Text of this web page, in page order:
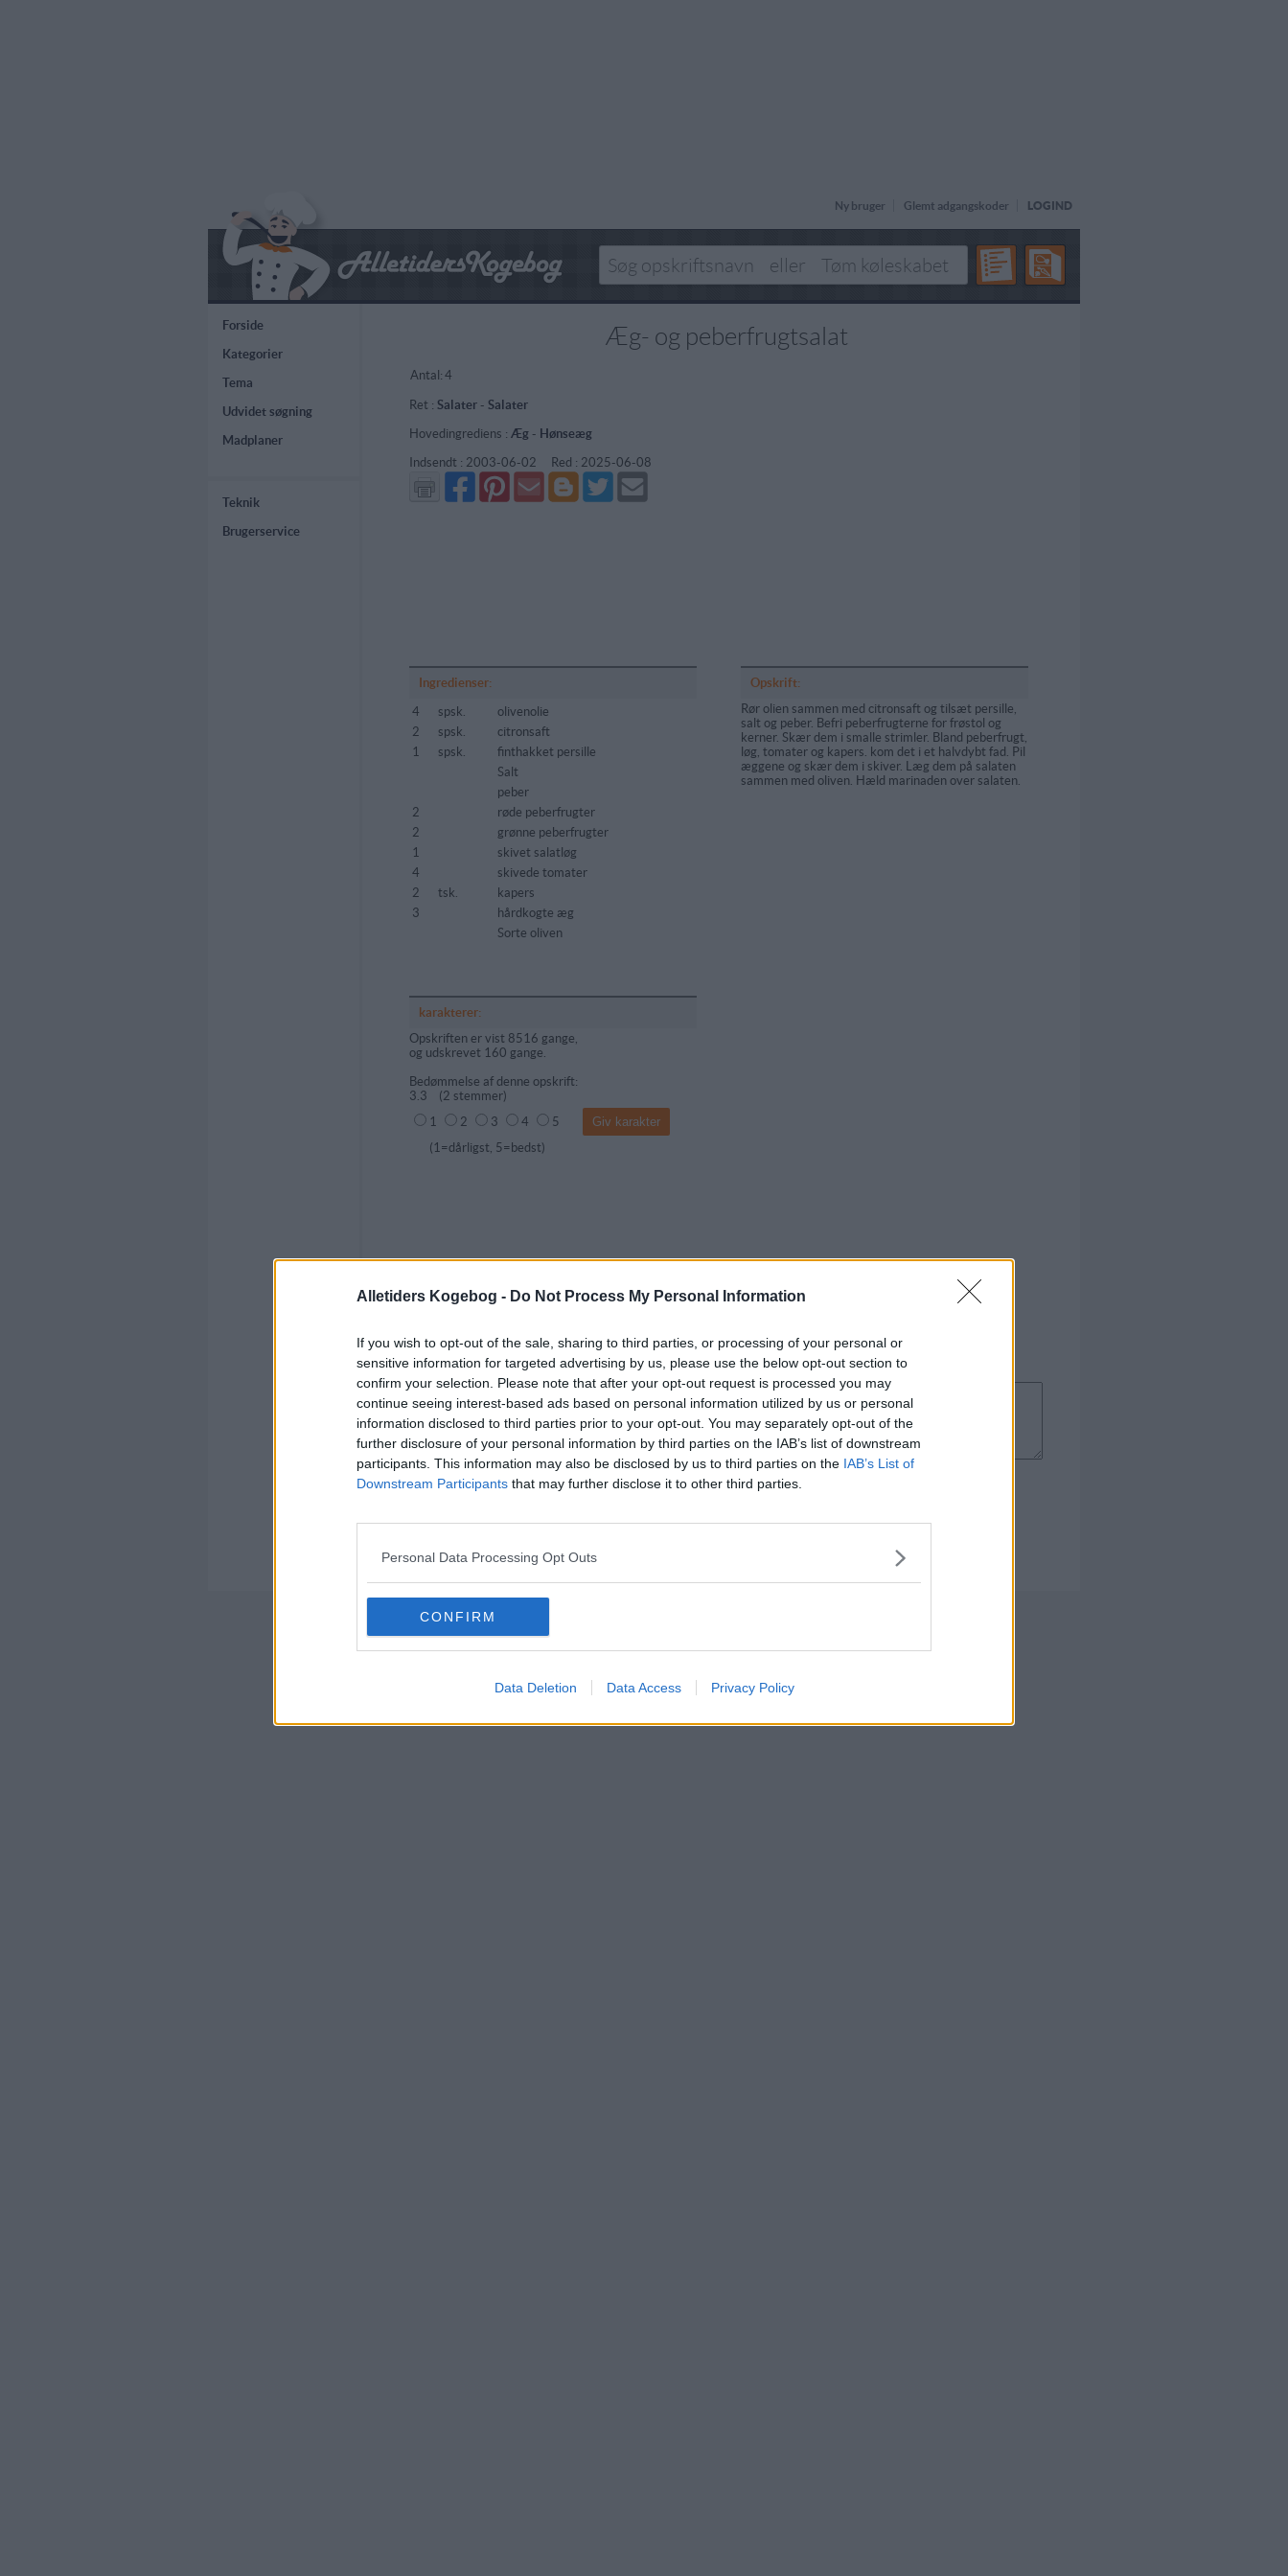
Alletiders Kogebog - Do Not Process My Personal Information
If you wish to opt-out of the sale, sharing to third parties, or processing of your personal or
sensitive information for targeted advertising by us, please use the below opt-out section to
confirm your selection. Please note that after your opt-out request is processed you may
continue seeing interest-based ads based on personal information utilized by us or personal
information disclosed to third parties prior to your opt-out. You may separately opt-out of the
further disclosure of your personal information by third parties on the IAB’s list of downstream
participants. This information may also be disclosed by us to third parties on the IAB’s List of
Downstream Participants that may further disclose it to other third parties.
Personal Data Processing Opt Outs
CONFIRM
Data Deletion Data Access Privacy Policy
Ny bruger Glemt adgangskoder LOGIND
Forside
Kategorier
Tema
Udvidet søgning
Madplaner
Teknik
Brugerservice
Æg- og peberfrugtsalat
Antal: 4
Ret : Salater- Salater
Hovedingrediens : Æg- Hønseæg
Indsendt : 2003-06-02 Red : 2025-06-08
Del
på
Facebook
Del
på
Pinterest
Send
via
GMail
Del
på
Blogger
Del
på
Twitter
Send
mail
Ingredienser:
4
spsk.
olivenolie
2
spsk.
citronsaft
1
spsk.
finthakket persille
Salt
peber
2
røde peberfrugter
2
grønne peberfrugter
1
skivet salatløg
4
skivede tomater
2
tsk.
kapers
3
hårdkogte æg
Sorte oliven
Opskrift:
Rør olien sammen med citronsaft og tilsæt persille,
salt og peber. Befri peberfrugterne for frøstol og
kerner. Skær dem i smalle strimler. Bland peberfrugt,
løg, tomater og kapers. kom det i et halvdybt fad. Pil
æggene og skær dem i skiver. Læg dem på salaten
sammen med oliven. Hæld marinaden over salaten.
karakterer:
Opskriften er vist 8516 gange,
og udskrevet 160 gange.
Bedømmelse af denne opskrift:
3.3 (2 stemmer)
1
2 3 4
5
(1=dårligst, 5=bedst)
Kommentar fra:
Kommentar:
Der er ikke tilføjet nogen kommentar til denne opskrift endnu